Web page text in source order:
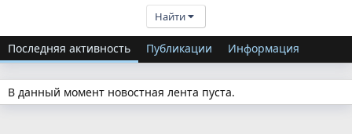
Найти
Последняя активность Публикации Информация
В данный момент новостная лента пуста.